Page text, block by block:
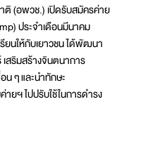
(อพวช.) เปิดรับสมัครค่าย
ประจำเดือนมีนาคม
ยนให้กับเยาวชน ได้พัฒนา
สริมสร้างจินตนาการ
ๆ และนำทักษะ
ยฯ ไปปรับใช้ในการดำรง